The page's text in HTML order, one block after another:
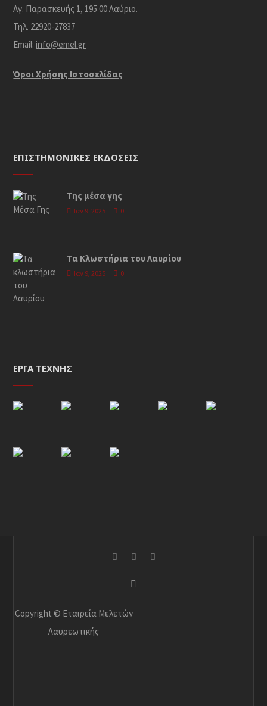
Αγ. Παρασκευής 1, 195 00 Λαύριο.
Τηλ. 22920-27837
Email:info@emel.gr
Όροι Χρήσης Iστοσελίδας
ΕΠΙΣΤΗΜΟΝΙΚΈΣ ΕΚΔΌΣΕΙΣ
Της μέσα γης
Ιαν 9, 2025 0
Τα Κλωστήρια του Λαυρίου
Ιαν 9, 2025 0
ΈΡΓΑ ΤΈΧΝΗΣ
Copyright © Εταιρεία Μελετών
Λαυρεωτικής